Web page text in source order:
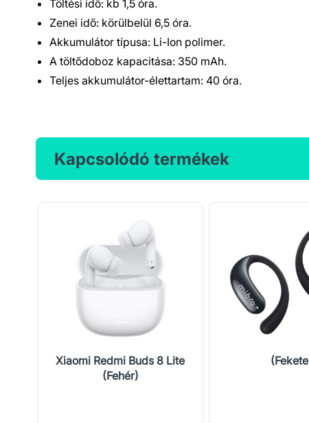
Töltési idő: kb 1,5 óra.
Zenei idő: körülbelül 6,5 óra.
Akkumulátor típusa: Li-Ion polimer.
A töltődoboz kapacitása: 350 mAh.
Teljes akkumulátor-élettartam: 40 óra.
Kapcsolódó termékek
Xiaomi Redmi Buds 8 Lite
(Fehér)